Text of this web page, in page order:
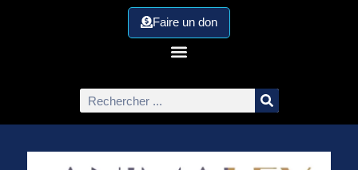
Faire un don